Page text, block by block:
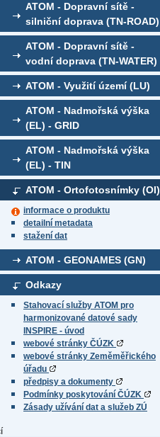
ATOM - Dopravní sítě -
silniční doprava (TN-ROAD)
ATOM - Dopravní sítě -
vodní doprava (TN-WATER)
ATOM - Využití území (LU)
ATOM - Nadmořská výška
(EL) - GRID
ATOM - Nadmořská výška
(EL) - TIN
ATOM - Ortofotosnímky (OI)
informace o produktu
detailní metadata
stažení dat
ATOM - GEONAMES (GN)
Odkazy
Stahovací služby ATOM pro
harmonizované datové sady
INSPIRE - úvod
webové stránky ČÚZK
webové stránky Zeměměřického
úřadu
předpisy a dokumenty
Podmínky poskytování ČÚZK
Zásady užívání dat a služeb ZÚ